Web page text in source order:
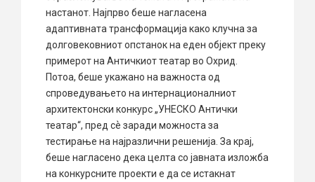
настанот. Најпрво беше нагласена
адаптивната трансформација како клучна за
долговековниот опстанок на еден објект преку
примерот на Античкиот театар во Охрид.
Потоа, беше укажано на важноста од
спроведувањето на интернационалниот
архитектонски конкурс „УНЕСКО Антички
театар“, пред сѐ заради можноста за
тестирање на најразлични решенија. За крај,
беше нагласено дека целта со јавната изложба
на конкурсните проекти е да се истакнат